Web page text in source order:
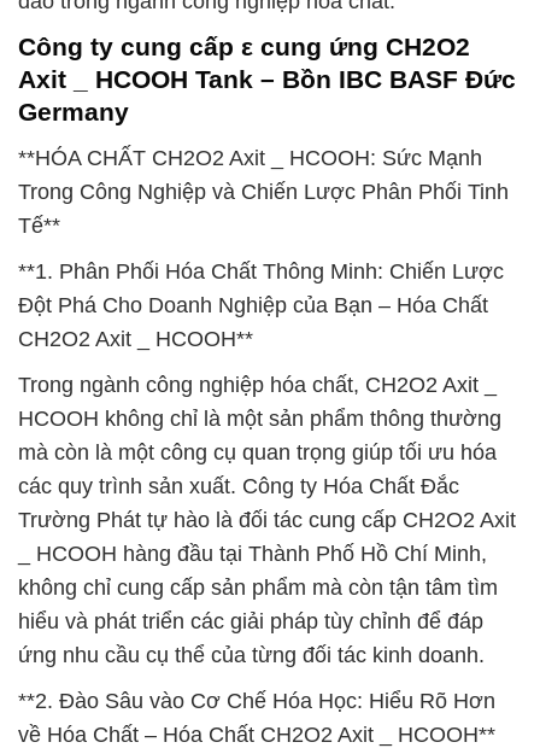
Công ty cung cấp ε cung ứng CH2O2
Axit _ HCOOH Tank – Bồn IBC BASF Đức
Germany
**HÓA CHẤT CH2O2 Axit _ HCOOH: Sức Mạnh
Trong Công Nghiệp và Chiến Lược Phân Phối Tinh
Tế**
**1. Phân Phối Hóa Chất Thông Minh: Chiến Lược
Đột Phá Cho Doanh Nghiệp của Bạn – Hóa Chất
CH2O2 Axit _ HCOOH**
Trong ngành công nghiệp hóa chất, CH2O2 Axit _
HCOOH không chỉ là một sản phẩm thông thường
mà còn là một công cụ quan trọng giúp tối ưu hóa
các quy trình sản xuất. Công ty Hóa Chất Đắc
Trường Phát tự hào là đối tác cung cấp CH2O2 Axit
_ HCOOH hàng đầu tại Thành Phố Hồ Chí Minh,
không chỉ cung cấp sản phẩm mà còn tận tâm tìm
hiểu và phát triển các giải pháp tùy chỉnh để đáp
ứng nhu cầu cụ thể của từng đối tác kinh doanh.
**2. Đào Sâu vào Cơ Chế Hóa Học: Hiểu Rõ Hơn
về Hóa Chất – Hóa Chất CH2O2 Axit _ HCOOH**